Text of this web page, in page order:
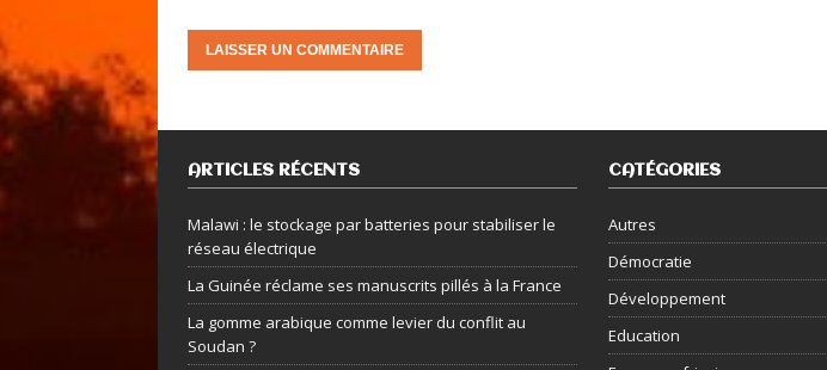
ARTICLES RÉCENTS
Malawi : le stockage par batteries pour stabiliser le
réseau électrique
La Guinée réclame ses manuscrits pillés à la France
La gomme arabique comme levier du conflit au
Soudan ?
CATÉGORIES
Autres
Démocratie
Développement
Education